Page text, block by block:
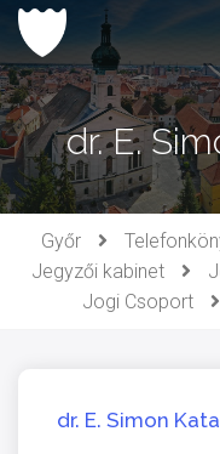
Ugrás
tartalomhoz
dr. E.
Győr
Jegyzői kabinet
Jogi Csoport
dr. E. Simon